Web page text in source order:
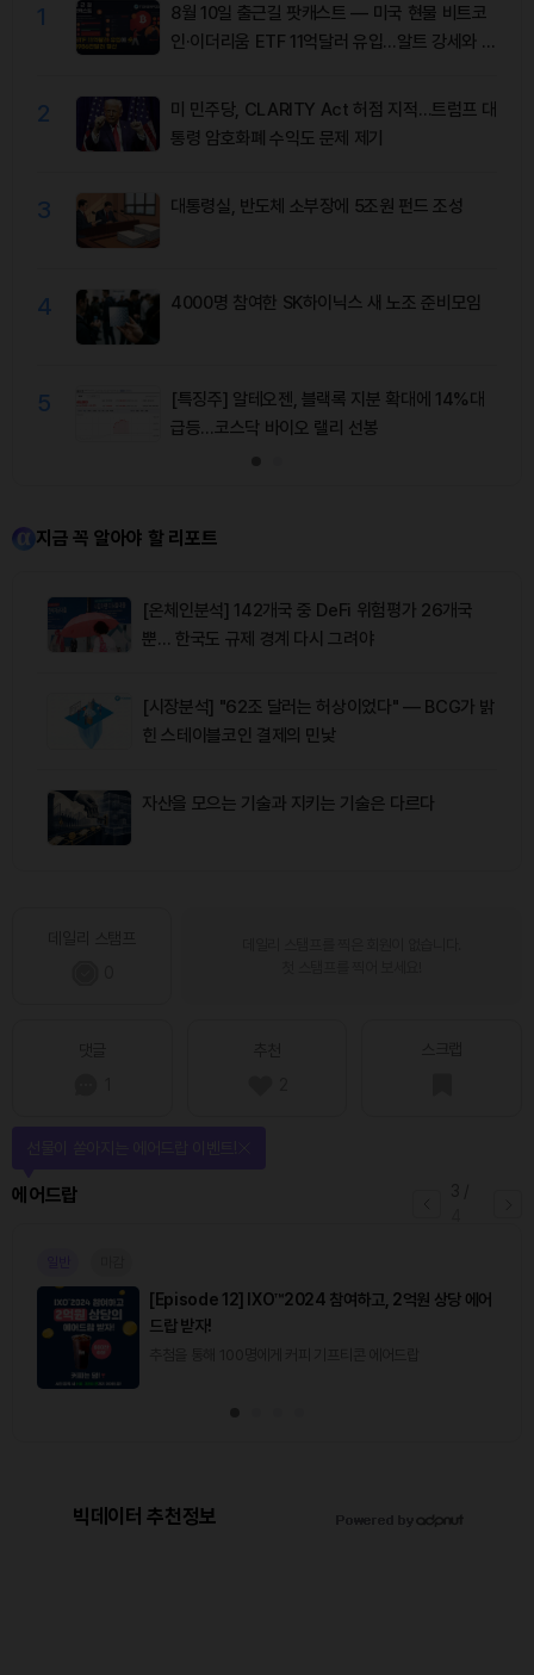
1
8월 10일 출근길 팟캐스트 — 미국 현물 비트코
인·이더리움 ETF 11억달러 유입…알트 강세와 숏
2
미 민주당, CLARITY Act 허점 지적…트럼프 대
통령 암호화폐 수익도 문제 제기
3 대통령실, 반도체 소부장에 5조원 펀드 조성
4 4000명 참여한 SK하이닉스 새 노조 준비모임
5
[특징주] 알테오젠, 블랙록 지분 확대에 14%대
급등…코스닥 바이오 랠리 선봉
지금 꼭 알아야 할 리포트
[온체인분석] 142개국 중 DeFi 위험평가 26개국
뿐… 한국도 규제 경계 다시 그려야
[시장분석] "62조 달러는 허상이었다" — BCG가 밝
힌 스테이블코인 결제의 민낯
자산을 모으는 기술과 지키는 기술은 다르다
에어드랍
[Episode 12] IXO™2024 참여하고, 2억원 상당 에어
드랍 받자!
빅데이터 추천정보